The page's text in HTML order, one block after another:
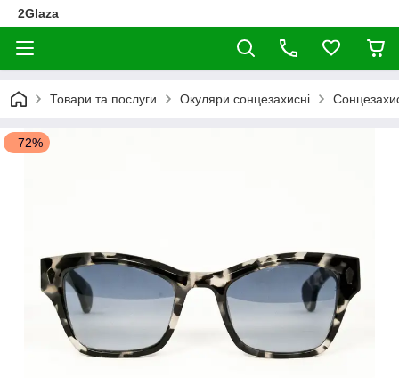
2Glaza
Товари та послуги Окуляри сонцезахисні
–72%